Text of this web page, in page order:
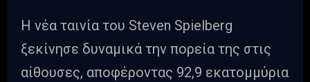
Η νέα ταινία του Steven Spielberg
ξεκίνησε δυναμικά την πορεία της στις
αίθουσες, αποφέροντας 92,9 εκατομμύρια